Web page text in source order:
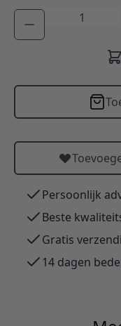
Aantal
Persoonlijk
Beste
Gratis
14 dagen